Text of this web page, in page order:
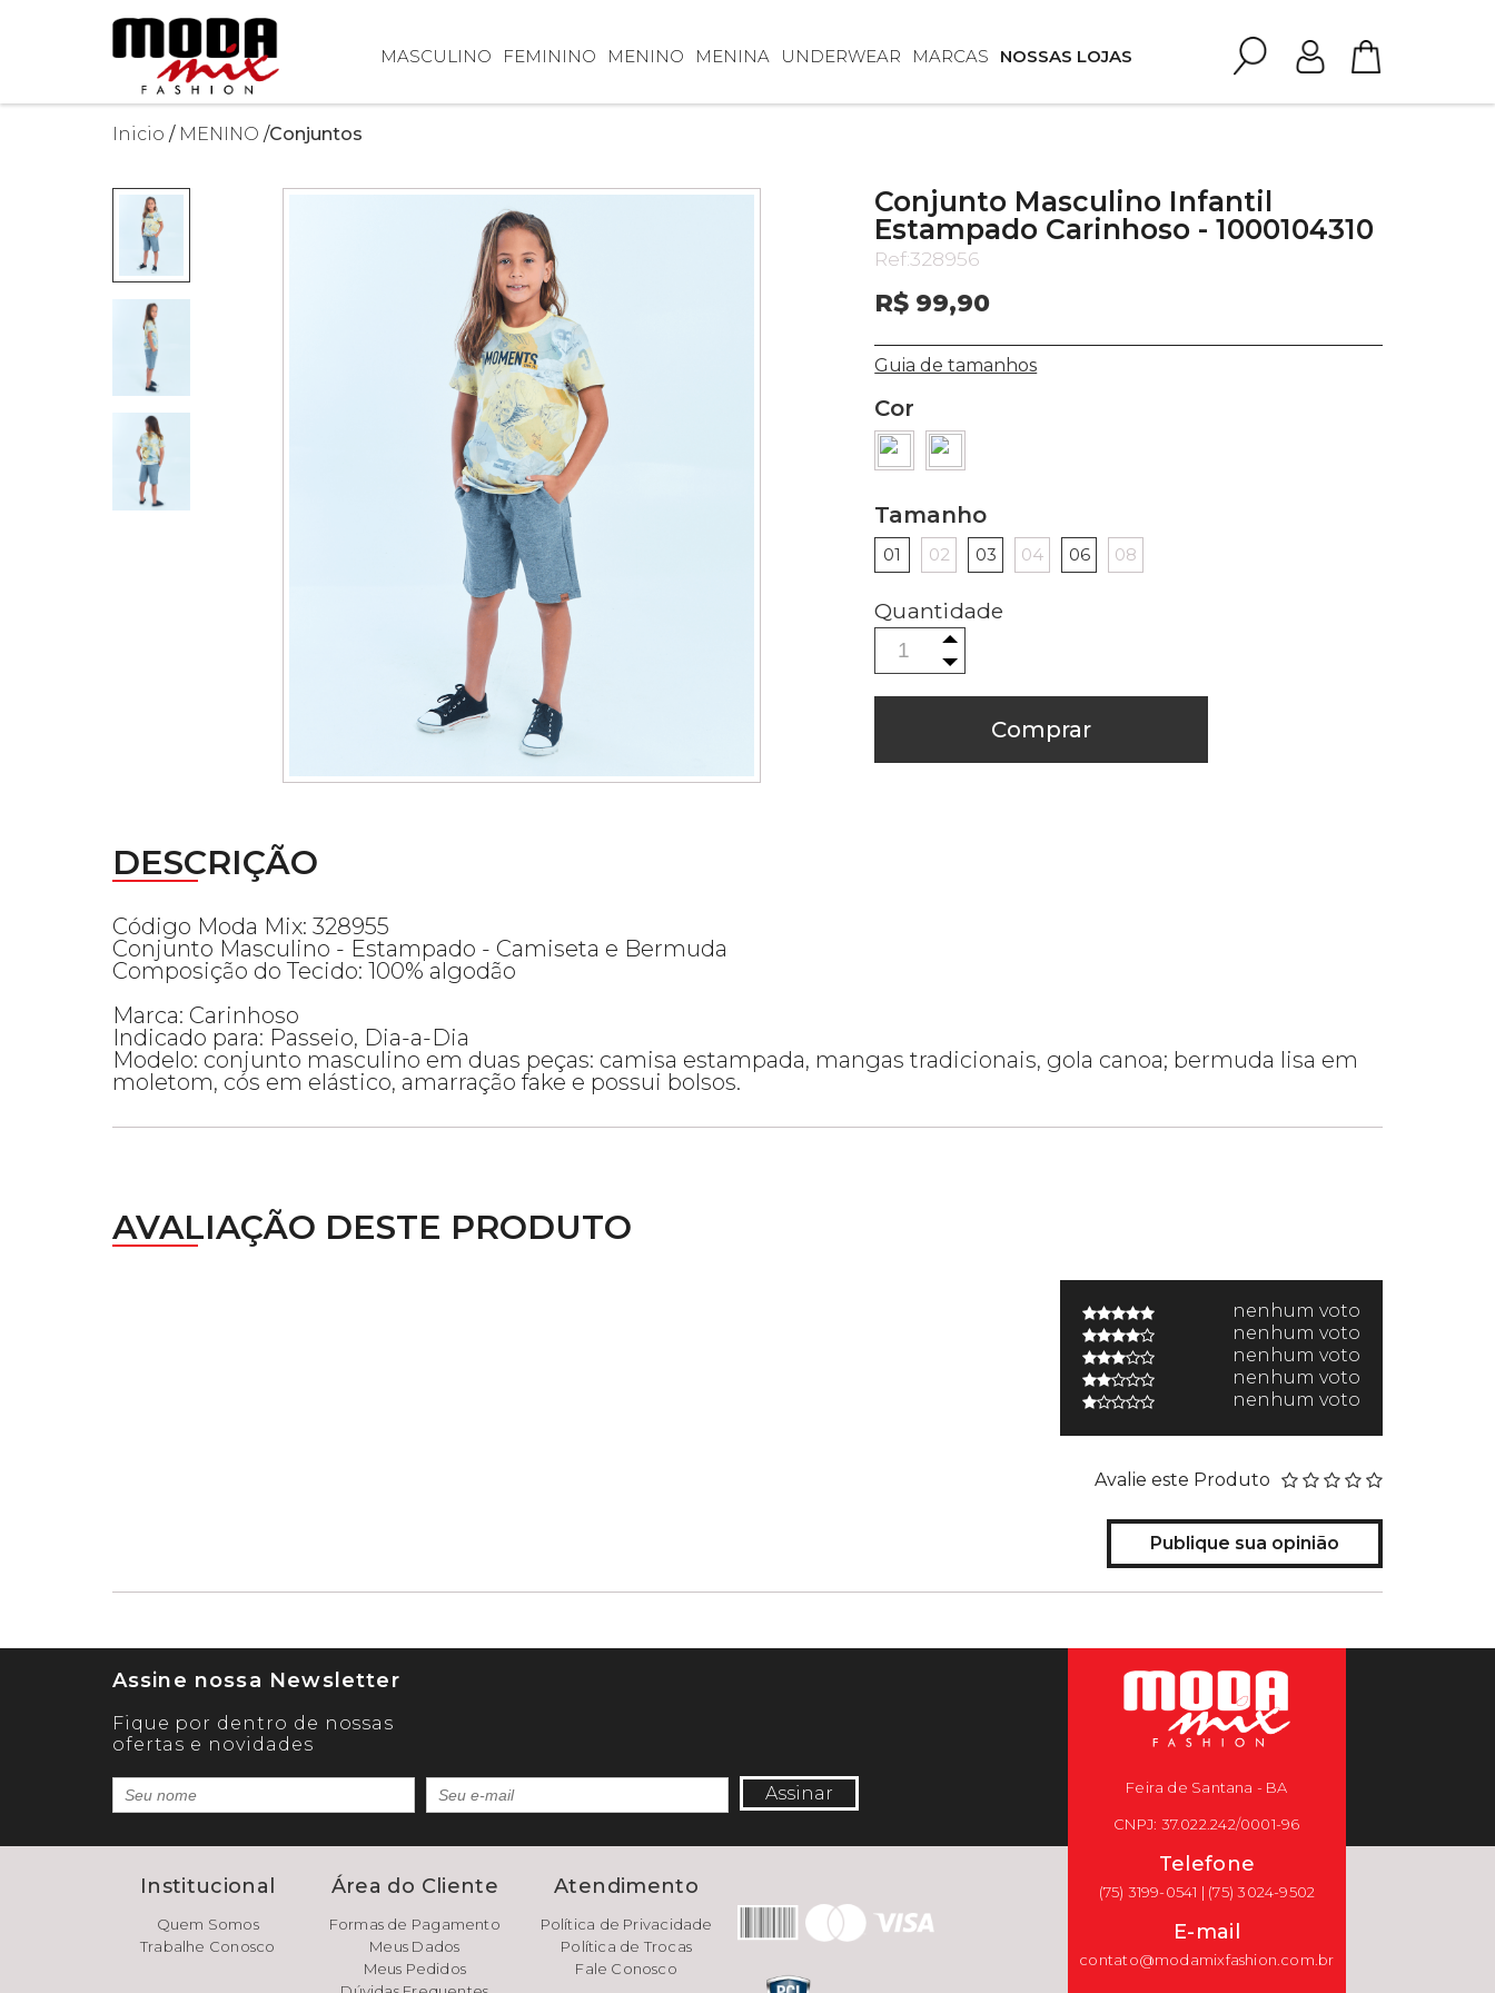
NOSSAS LOJAS
MARCAS
MASCULINO FEMININO MENINO MENINA UNDERWEAR
Inicio MENINO Conjuntos
Conjunto Masculino Infantil
Estampado Carinhoso - 1000104310
Ref:328956
R$ 99,90
Guia de tamanhos
Cor
Tamanho
01 02 03 04 06 08
Comprar
DESCRIÇÃO
Código Moda Mix: 328955
Conjunto Masculino - Estampado - Camiseta e Bermuda
Composição do Tecido: 100% algodão
Marca: Carinhoso
Indicado para: Passeio, Dia-a-Dia
Modelo: conjunto masculino em duas peças: camisa estampada, mangas tradicionais, gola canoa; bermuda lisa em
moletom, cós em elástico, amarração fake e possui bolsos.
AVALIAÇÃO DESTE PRODUTO
nenhum voto
nenhum voto
nenhum voto
nenhum voto
nenhum voto
Avalie este Produto
Publique sua opinião
Assine nossa Newsletter
Fique por dentro de nossas
ofertas e novidades
Assinar
Institucional
Quem Somos
Trabalhe Conosco
Área do Cliente
Formas de Pagamento
Meus Dados
Meus Pedidos
Atendimento
Política de Privacidade
Política de Trocas
Fale Conosco
Feira de Santana - BA
CNPJ: 37.022.242/0001-96
Telefone
(75) 3199-0541 | (75) 3024-9502
E-mail
contato@modamixfashion.com.br